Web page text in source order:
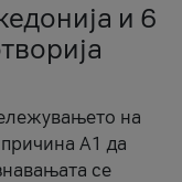
и 6
на
А1 да
се